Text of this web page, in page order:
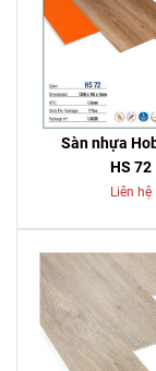
Sàn nhựa
HS 72
Liên hệ